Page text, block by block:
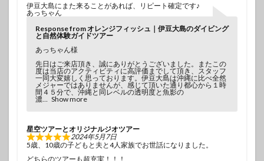
伊豆大島にまた来ることがあれば、リピート確定です♪
あっちゃん
Response from オレンジフィッシュ｜伊豆大島のダイビング
と自然体験ガイドツアー
あっちゃん様
先日はご来店頂き、誠にありがとうございました。またこの
度は当店のアクティビティに高評価までして頂き、スタッフ
一同大変嬉しく思っております。伊豆大島は沖縄に比べ全然
メジャーではありませんが、感じて頂いた通り都心から１時
間４５分で、沖縄と同レベルの透明度と魚影の
濃
Show more
星空ツアーとオリジナルジオツアー
2024年5月7日
5歳、10歳の子どもと夫と4人家族でお世話になりました。
どちらのツアーも超充実！！！